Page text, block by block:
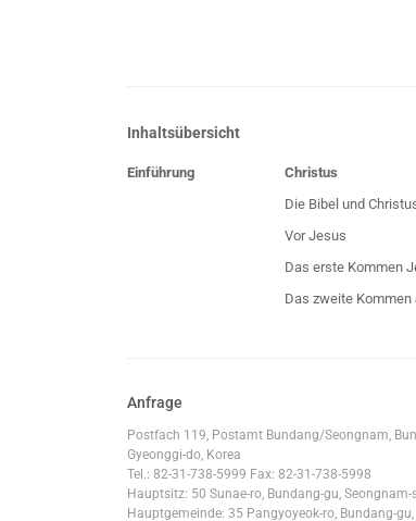
Inhaltsübersicht
Einführung
Christus
Die Bibel und
Vor Jesus
Das erste Kommen
Das zweite Kommen
Anfrage
Postfach 119, Postamt Bundang/Seongnam,
Gyeonggi-do, Korea
Tel.: 82-31-738-5999 Fax: 82-31-738-5998
Hauptsitz: 50 Sunae-ro, Bundang-gu, Seongnam-
Hauptgemeinde: 35 Pangyoyeok-ro, Bundang-